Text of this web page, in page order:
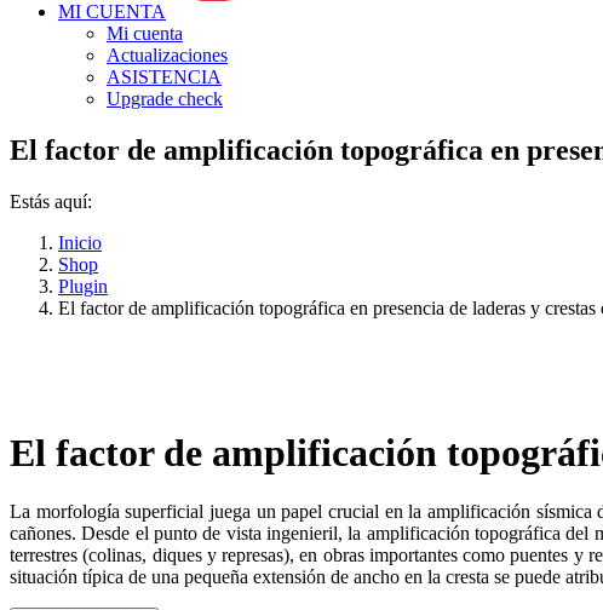
MI CUENTA
Mi cuenta
Actualizaciones
ASISTENCIA
Upgrade check
El factor de amplificación topográfica en
Estás aquí:
Inicio
Shop
Plugin
El factor de amplificación topográfica en presencia de laderas y crestas
El factor de amplificación
La morfología superficial juega un papel crucial en la amplificación sísmica
cañones. Desde el punto de vista ingenieril, la amplificación topográfica del
terrestres (colinas, diques y represas), en obras importantes como puentes
situación típica de una pequeña extensión de ancho en la cresta se puede